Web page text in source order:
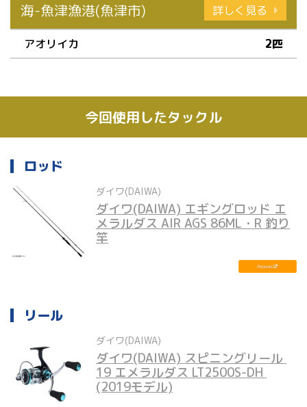
海-魚津漁港(魚津市) 詳しく見る
アオリイカ 2匹
今回使用したタックル
ロッド
ダイワ(DAIWA)
ダイワ(DAIWA) エギングロッド エ
メラルダス AIR AGS 86ML・R 釣り
竿
リール
ダイワ(DAIWA)
ダイワ(DAIWA) スピニングリール
19 エメラルダス LT2500S-DH
(2019モデル)